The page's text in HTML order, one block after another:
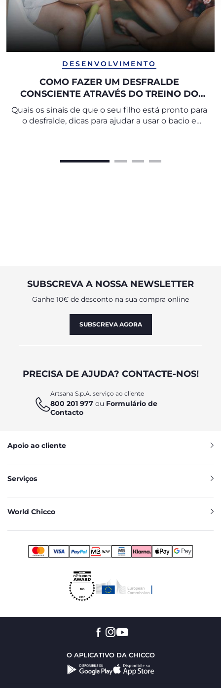
DESENVOLVIMENTO
COMO FAZER UM DESFRALDE
CONSCIENTE ATRAVÉS DO TREINO DO
BACIO
Quais os sinais de que o seu filho está pronto para
o desfralde, dicas para ajudar a usar o bacio e
SUBSCREVA A NOSSA NEWSLETTER
Ganhe 10€ de desconto na sua compra online
SUBSCREVA AGORA
PRECISA DE AJUDA? CONTACTE-NOS!
Artsana S.p.A. serviço ao cliente
800 201 977 ou Formulário de
Contacto
Apoio ao cliente
Serviços
World Chicco
O APLICATIVO DA CHICCO